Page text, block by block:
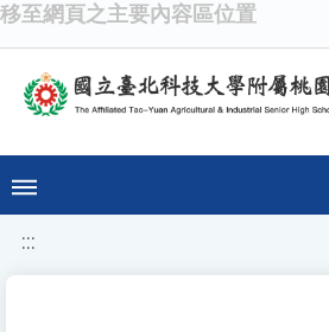
移至網頁之主要內容區位置
:::